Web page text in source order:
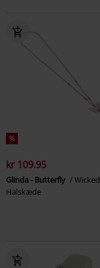
%
kr 109.95
Glinda - Butterfly
Wicked
Halskæde